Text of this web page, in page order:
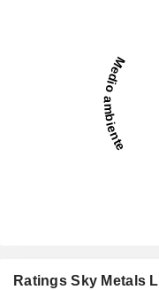
Ratings Sky Metals